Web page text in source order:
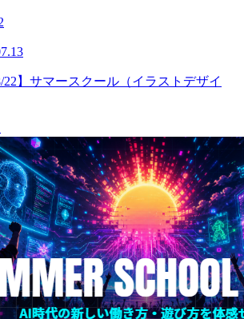
22】サマースクール（イラストデザイ